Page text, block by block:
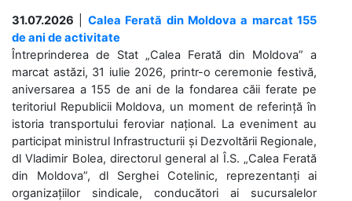
31.07.2026
Calea Ferată din Moldova a marcat 155
de ani de activitate
Întreprinderea de Stat „Calea Ferată din Moldova” a
marcat astăzi, 31 iulie 2026, printr-o ceremonie festivă,
aniversarea a 155 de ani de la fondarea căii ferate pe
teritoriul Republicii Moldova, un moment de referință în
istoria transportului feroviar național. La eveniment au
participat ministrul Infrastructurii și Dezvoltării Regionale,
dl Vladimir Bolea, directorul general al Î.S. „Calea Ferată
din Moldova”, dl Serghei Cotelinic, reprezentanți ai
organizațiilor sindicale, conducători ai sucursalelor